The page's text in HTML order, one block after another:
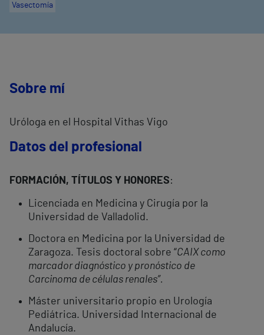
Vasectomía
Sobre mí
Uróloga en el Hospital Vithas Vigo
Datos del profesional
FORMACIÓN, TÍTULOS Y HONORES:
Licenciada en Medicina y Cirugía por la
Universidad de Valladolid.
Doctora en Medicina por la Universidad de
Zaragoza. Tesis doctoral sobre “CAIX como
marcador diagnóstico y pronóstico de
Carcinoma de células renales”.
Máster universitario propio en Urología
Pediátrica. Universidad Internacional de
Andalucía.